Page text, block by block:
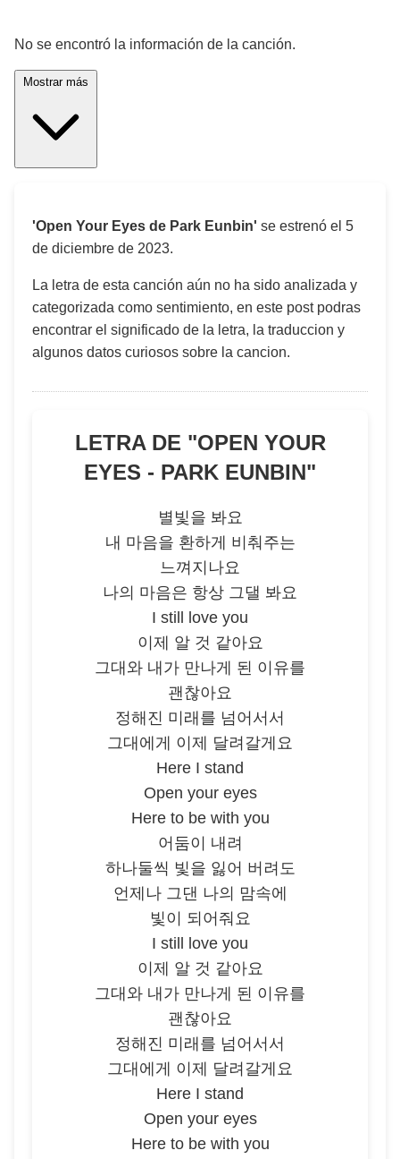
No se encontró la información de la canción.
'Open Your Eyes de Park Eunbin' se estrenó el 5
de diciembre de 2023.
La letra de esta canción aún no ha sido analizada y
categorizada como sentimiento, en este post podras
encontrar el significado de la letra, la traduccion y
algunos datos curiosos sobre la cancion.
LETRA DE "OPEN YOUR
EYES - PARK EUNBIN"
별빛을 봐요
내 마음을 환하게 비춰주는
느껴지나요
나의 마음은 항상 그댈 봐요
I still love you
이제 알 것 같아요
그대와 내가 만나게 된 이유를
괜찮아요
정해진 미래를 넘어서서
그대에게 이제 달려갈게요
Here I stand
Open your eyes
Here to be with you
어둠이 내려
하나둘씩 빛을 잃어 버려도
언제나 그댄 나의 맘속에
빛이 되어줘요
I still love you
이제 알 것 같아요
그대와 내가 만나게 된 이유를
괜찮아요
정해진 미래를 넘어서서
그대에게 이제 달려갈게요
Here I stand
Open your eyes
Here to be with you